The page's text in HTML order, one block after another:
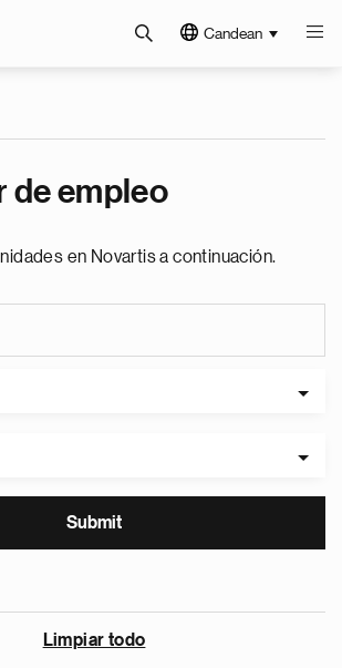
Candean
de empleo
en Novartis a continuación.
Limpiar todo